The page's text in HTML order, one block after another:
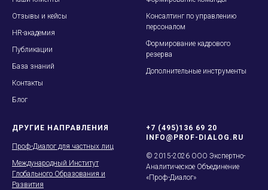
Отзывы и кейсы
HR-академия
Публикации
База знаний
Контакты
Блог
Консалтинг по управлению
персоналом
Формирование кадрового
резерва
Дополнительные инструменты
ДРУГИЕ НАПРАВЛЕНИЯ
Проф-Диалог для частных лиц
Международный Институт
Глобального Образования и
Развития
+7 (495)136 69 20
INFO@PROF-DIALOG.RU
© 2015-2026 ООО Экспертно-
Аналитическое Объединение
«Проф-Диалог»